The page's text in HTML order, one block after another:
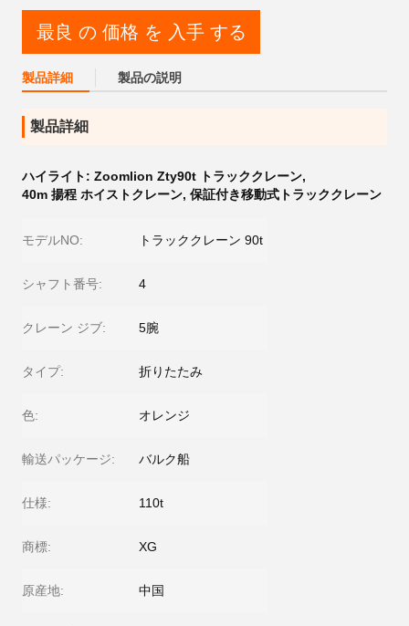
最良 の 価格 を 入手 する
製品詳細 製品の説明
製品詳細
ハイライト: Zoomlion Zty90t トラッククレーン,
40m 揚程 ホイストクレーン, 保証付き移動式トラッククレーン
モデルNO: トラッククレーン 90t
シャフト番号: 4
クレーン ジブ: 5腕
タイプ: 折りたたみ
色: オレンジ
輸送パッケージ: バルク船
仕様: 110t
商標: XG
原産地: 中国